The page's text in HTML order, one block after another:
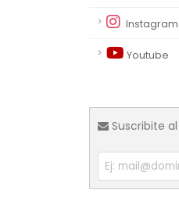
Instagram
Youtube
Suscribite